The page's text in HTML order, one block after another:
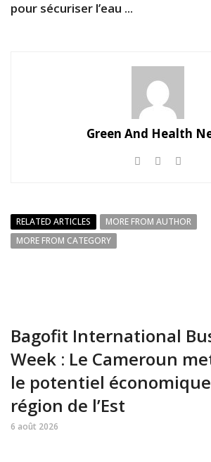
pour sécuriser l’eau ...
Green And Health
RELATED ARTICLES
MORE FROM AUTHOR
MORE FROM CATEGORY
Bagofit International
Week : Le Cameroun
le potentiel
région de l’Est
6 août 2026